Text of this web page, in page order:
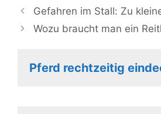
Gefahren im Stall: Zu
Wozu braucht man ein
Pferd rechtzeitig